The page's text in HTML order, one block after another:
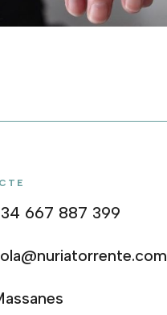
667 887 399